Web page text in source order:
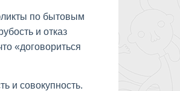
по бытовым
и отказ
«договориться
и совокупность.